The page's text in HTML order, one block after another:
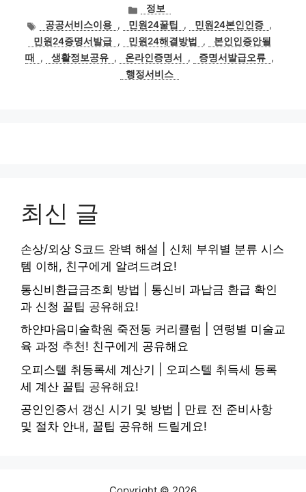
카
테
고
리
정보
태
그
공공서비스이용 , 민원24꿀팁 , 민원24본인인증 ,
민원24증명서발급 , 민원24해결방법 ,
본인인증안될
때
, 생활정보공유 , 온라인증명서 , 증명서발급오류 ,
행정서비스
최신 글
손상/외상 S코드 완벽 해설 | 신체 부위별 분류 시스
템 이해, 친구에게 알려드려요!
통신비환급금조회 방법 | 통신비 과납금 환급 확인
과 신청 꿀팁 공유해요!
하얀마음미술학원 죽전동 커리큘럼 | 연령별 미술교
육 과정 추천! 친구에게 공유해요
오피스텔 취등록세 계산기 | 오피스텔 취득세 등록
세 계산 꿀팁 공유해요!
공인인증서 갱신 시기 및 방법 | 만료 전 준비사항
및 절차 안내, 꿀팁 공유해 드릴게요!